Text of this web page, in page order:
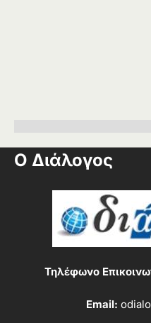
Ο Διάλογος
Τηλέφωνο
Email: